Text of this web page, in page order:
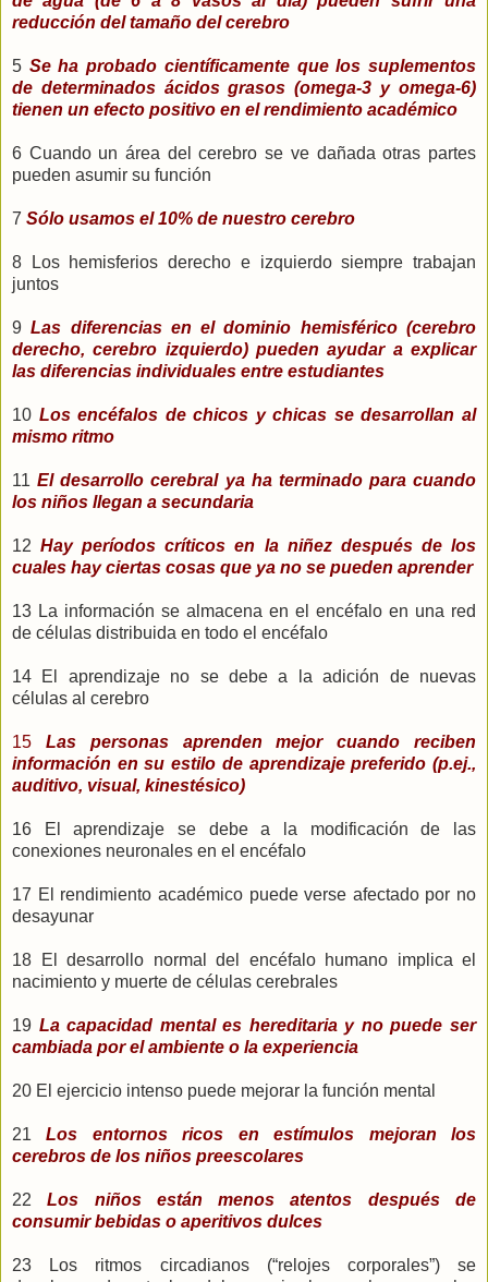
reducción del tamaño del cerebro
5 Se ha probado científicamente que los suplementos
de determinados ácidos grasos (omega-3 y omega-6)
tienen un efecto positivo en el rendimiento académico
6 Cuando un área del cerebro se ve dañada otras partes
pueden asumir su función
7 Sólo usamos el 10% de nuestro cerebro
8 Los hemisferios derecho e izquierdo siempre trabajan
juntos
9Las diferencias en el dominio hemisférico (cerebro
derecho, cerebro izquierdo) pueden ayudar a explicar
las diferencias individuales entre estudiantes
10 Los encéfalos de chicos y chicas se desarrollan al
mismo ritmo
11El desarrollo cerebral ya ha terminado para cuando
los niños llegan a secundaria
12Hay períodos críticos en la niñez después de los
cuales hay ciertas cosas que ya no se pueden aprender
13 La información se almacena en el encéfalo en una red
de células distribuida en todo el encéfalo
14 El aprendizaje no se debe a la adición de nuevas
células al cerebro
15 Las personas aprenden mejor cuando reciben
información en su estilo de aprendizaje preferido (p.ej.,
auditivo, visual, kinestésico)
16 El aprendizaje se debe a la modificación de las
conexiones neuronales en el encéfalo
17 El rendimiento académico puede verse afectado por no
desayunar
18 El desarrollo normal del encéfalo humano implica el
nacimiento y muerte de células cerebrales
19 La capacidad mental es hereditaria y no puede ser
cambiada por el ambiente o la experiencia
20 El ejercicio intenso puede mejorar la función mental
21Los entornos ricos en estímulos mejoran los
cerebros de los niños preescolares
22Los niños están menos atentos después de
consumir bebidas o aperitivos dulces
23 Los ritmos circadianos (“relojes corporales”) se